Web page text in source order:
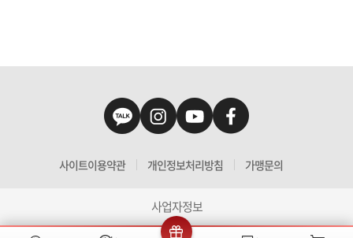
사이트이용약관 개인정보처리방침 가맹문의
사업자정보